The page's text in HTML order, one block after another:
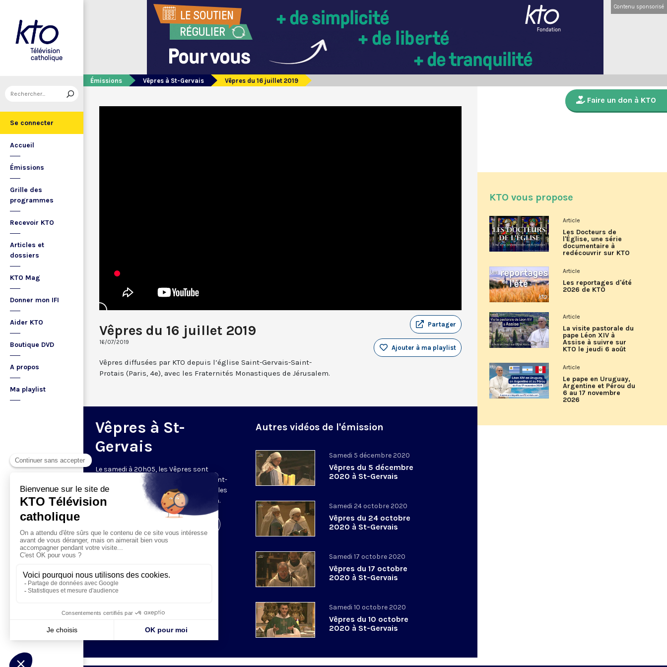
Se connecter
Accueil
Émissions
Grille des
programmes
Recevoir KTO
Articles et
dossiers
KTO Mag
Donner mon IFI
Aider KTO
Boutique DVD
A propos
Ma playlist
Contenu sponsorisé
Émissions Vêpres à St-Gervais Vêpres du 16 juillet 2019
Vêpres du 16 juillet 2019
16/07/2019
Partager
Ajouter à ma playlist
Vêpres diffusées par KTO depuis l’église Saint-Gervais-Saint-
Protais (Paris, 4e), avec les Fraternités Monastiques de Jérusalem.
Vêpres à St-
Gervais
Le samedi à 20h05, les Vêpres sont
rediffusées par KTO, depuis l’église Saint-
Gervais-Saint-Protais (Paris, 4e), avec les
Fraternités Monastiques de Jérusalem.
Autres vidéos de l'émission
Samedi 5 décembre 2020
Vêpres du 5 décembre
2020 à St-Gervais
Samedi 24 octobre 2020
Vêpres du 24 octobre
2020 à St-Gervais
Samedi 17 octobre 2020
Vêpres du 17 octobre
2020 à St-Gervais
Samedi 10 octobre 2020
Vêpres du 10 octobre
2020 à St-Gervais
Faire un don à KTO
KTO vous propose
Article
Les Docteurs de
l'Église, une série
documentaire à
redécouvrir sur KTO
Article
Les reportages d'été
2026 de KTO
Article
La visite pastorale du
pape Léon XIV à
Assise à suivre sur
KTO le jeudi 6 août
Article
Le pape en Uruguay,
Argentine et Pérou du
6 au 17 novembre
2026